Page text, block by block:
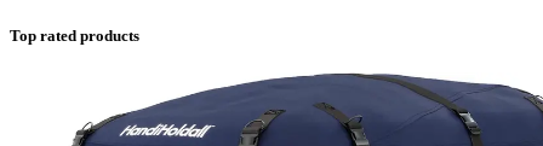
Top rated products